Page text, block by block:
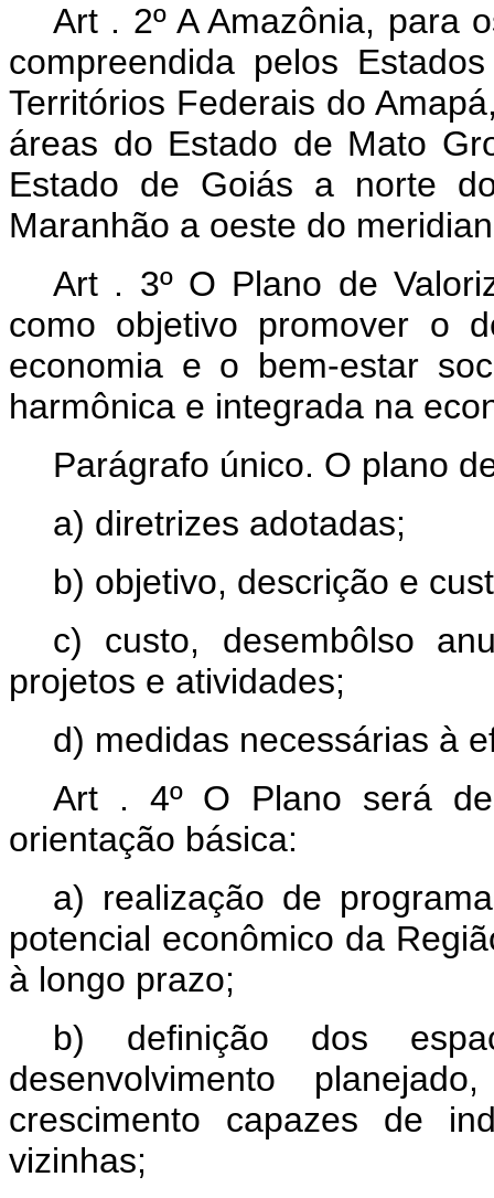
Art . 2º A Amazônia, para
compreendida pelos
Territórios Federais do
áreas do Estado de Mato
Estado de Goiás a norte
Maranhão a oeste do
Art . 3º O Plano de
como objetivo promover o
economia e o bem-estar
harmônica e integrada na
Parágrafo único. O plano
a) diretrizes adotadas;
b) objetivo, descrição e
c) custo, desembôlso
projetos e atividades;
d) medidas necessárias à
Art . 4º O Plano será
orientação básica:
a) realização de
potencial econômico da
à longo prazo;
b) definição dos
desenvolvimento
crescimento capazes de
vizinhas;